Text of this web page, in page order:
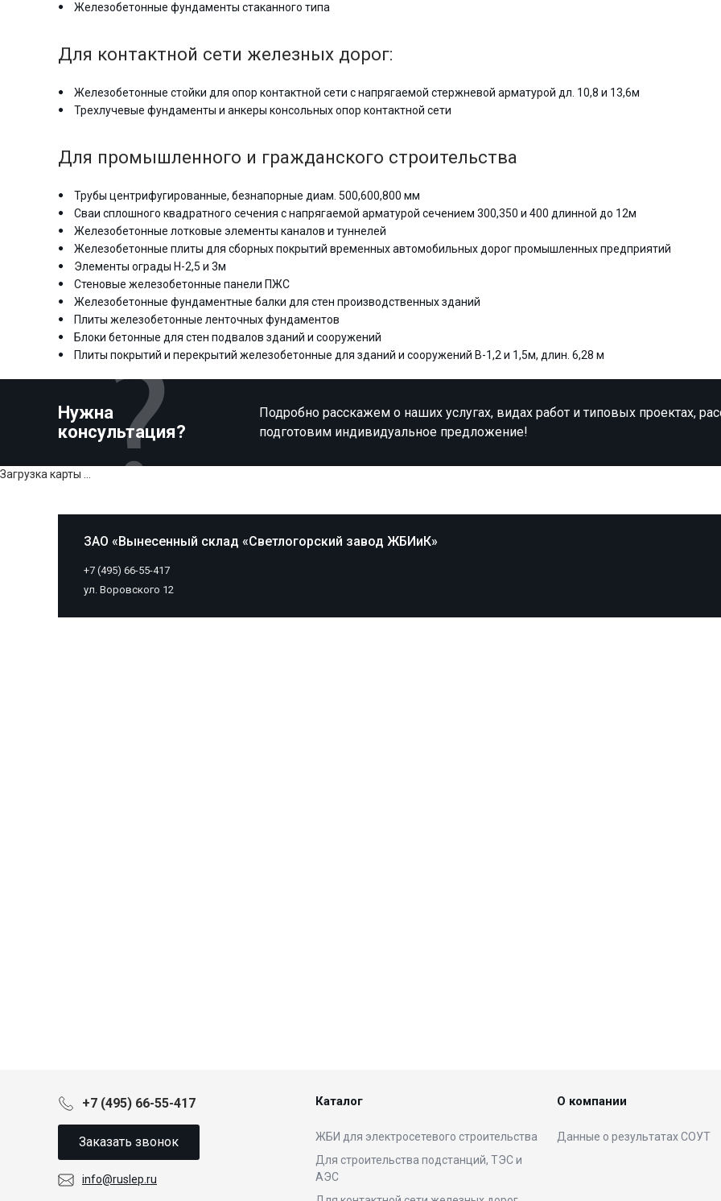
Железобетонные фундаменты стаканного типа
Для контактной сети железных дорог:
Железобетонные стойки для опор контактной сети с напрягаемой стержневой арматурой дл. 10,8 и 13,6м
Трехлучевые фундаменты и анкеры консольных опор контактной сети
Для промышленного и гражданского строительства
Трубы центрифугированные, безнапорные диам. 500,600,800 мм
Сваи сплошного квадратного сечения с напрягаемой арматурой сечением 300,350 и 400 длинной до 12м
Железобетонные лотковые элементы каналов и туннелей
Железобетонные плиты для сборных покрытий временных автомобильных дорог промышленных предприятий
Элементы ограды Н-2,5 и 3м
Стеновые железобетонные панели ПЖС
Железобетонные фундаментные балки для стен производственных зданий
Плиты железобетонные ленточных фундаментов
Блоки бетонные для стен подвалов зданий и сооружений
Плиты покрытий и перекрытий железобетонные для зданий и сооружений В-1,2 и 1,5м, длин. 6,28 м
Нужна
консультация?
Подробно расскажем о наших услугах, видах работ и типовых проектах,
подготовим индивидуальное предложение!
ЗАО «Вынесенный склад «Светлогорский завод ЖБИиК»
+7 (495) 66-55-417
ул. Воровского 12
Загрузка карты ...
+7 (495) 66-55-417
Заказать звонок
info@ruslep.ru
Каталог
ЖБИ для электросетевого строительства
Для строительства подстанций, ТЭС и
АЭС
О компании
Данные о результатах СОУТ